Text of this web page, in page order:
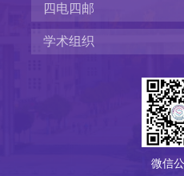
四电四邮
学术组织
微信